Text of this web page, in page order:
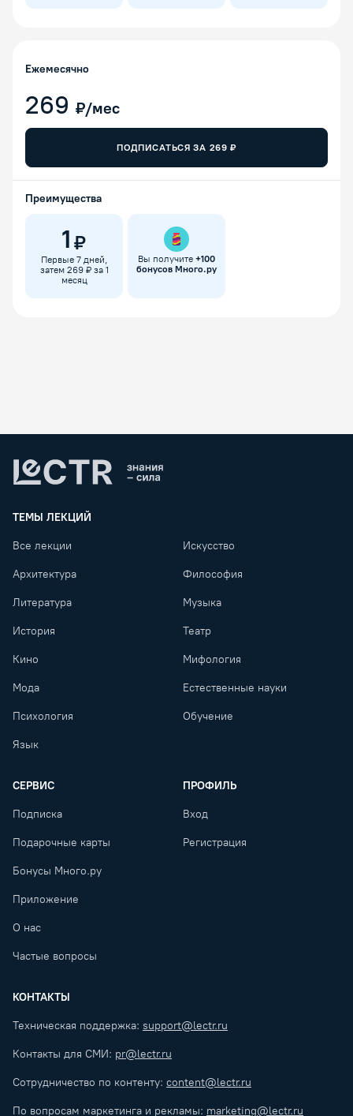
Ежемесячно
269 ₽/мес
ПОДПИСАТЬСЯ ЗА 269 ₽
Преимущества
1 ₽
Первые 7 дней,
затем 269 ₽ за 1
месяц
Вы получите +100
бонусов Много.ру
ТЕМЫ ЛЕКЦИЙ
Все лекции Искусство
Архитектура Философия
Литература Музыка
История Театр
Кино Мифология
Мода Естественные науки
Психология Обучение
Язык
СЕРВИС
Подписка
Подарочные карты
Бонусы Много.ру
Приложение
О нас
Частые вопросы
ПРОФИЛЬ
Вход
Регистрация
КОНТАКТЫ
Техническая поддержка: support@lectr.ru
Контакты для СМИ: pr@lectr.ru
Сотрудничество по контенту: content@lectr.ru
По вопросам маркетинга и рекламы: marketing@lectr.ru